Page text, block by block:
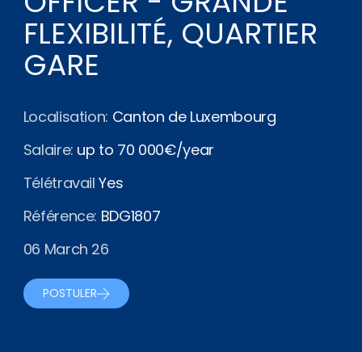
FLEXIBILITÉ, QUARTIER
GARE
Localisation: Canton de Luxembourg
Salaire: up to 70 000€/year
Télétravail Yes
Référence: BDG1807
06 March 26
POSTULER